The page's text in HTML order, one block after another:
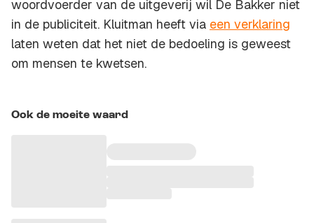
woordvoerder van de uitgeverij wil De Bakker niet
in de publiciteit. Kluitman heeft via een verklaring
laten weten dat het niet de bedoeling is geweest
om mensen te kwetsen.
Ook de moeite waard